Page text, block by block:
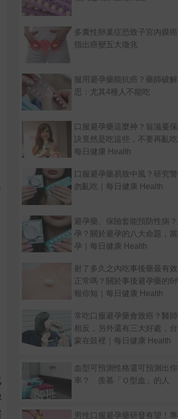
多囊性卵巢症恐致子宮內膜
指出癌變五大徵兆
服用避孕藥能抗癌？藥師破
思：尤其4種人不能吃
口服避孕藥這麼神？翁滋蔓
訣竟然是吃這些，不要再亂
每日健康 Health
口服避孕藥易致中風？研究
勿亂吃｜每日健康 Health
避孕藥、保險套能預防性病
孕？關於避孕的八大命題，
孕｜每日健康 Health
射了多久之內吃事後藥最有
正常嗎？關於事後避孕藥的6
報你知｜每日健康 Health
常吃口服避孕藥會致癌？醫
相反，另外還有三大好處，
蒙在鼓裡｜每日健康 Health
血型可預測性格還可預測出
率？ 羨慕「Ｏ型血」的人
男性口服避孕藥研發有望！